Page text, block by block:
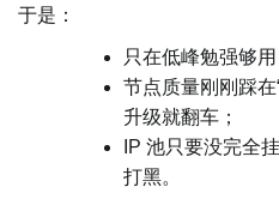
于是：
只在低峰勉强够
节点质量刚刚踩
升级就翻车；
IP 池只要没完全
打黑。